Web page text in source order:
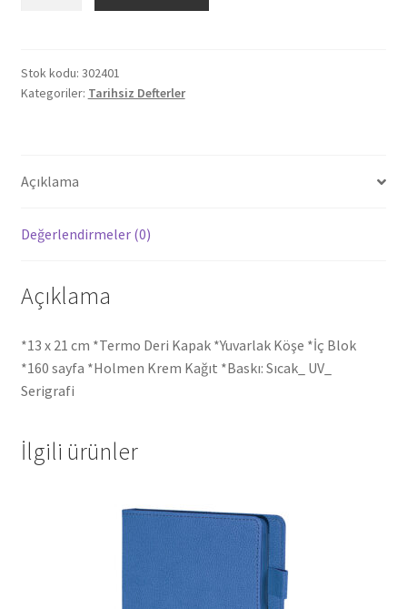
DEFTER
(13X21
Stok kodu: 302401
Kategoriler: Tarihsiz Defterler
Açıklama
Değerlendirmeler (0)
Açıklama
*13 x 21 cm *Termo Deri Kapak *Yuvarlak Köşe *İç Blok
*160 sayfa *Holmen Krem Kağıt *Baskı: Sıcak_ UV_
Serigrafi
İlgili ürünler